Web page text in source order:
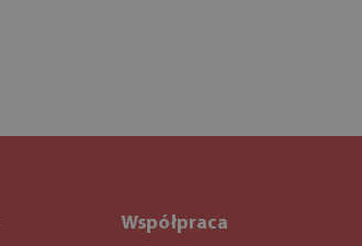
Współpraca